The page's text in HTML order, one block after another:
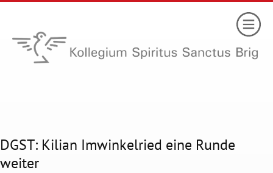
DGST: Kilian Imwinkelried eine Runde
weiter